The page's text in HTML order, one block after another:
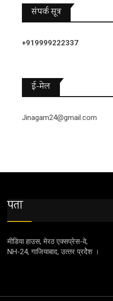
संपर्क सूत्र
+919999222337
ई-मेल
Jinagam24@gmail.com
पता
मीडिया हाउस, मेरठ एक्‍सप्रेस-वे,
NH-24, गाजियाबाद, उत्‍तर प्रदेेेेश ।